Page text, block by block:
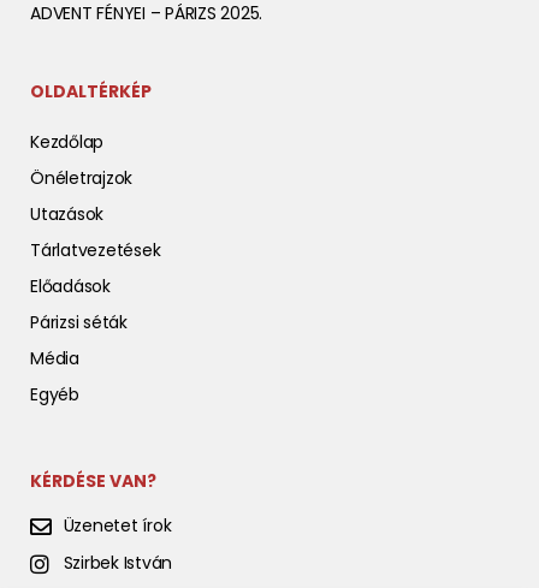
ADVENT FÉNYEI – PÁRIZS 2025.
OLDALTÉRKÉP
Kezdőlap
Önéletrajzok
Utazások
Tárlatvezetések
Előadások
Párizsi séták
Média
Egyéb
KÉRDÉSE VAN?
Üzenetet írok
Szirbek István